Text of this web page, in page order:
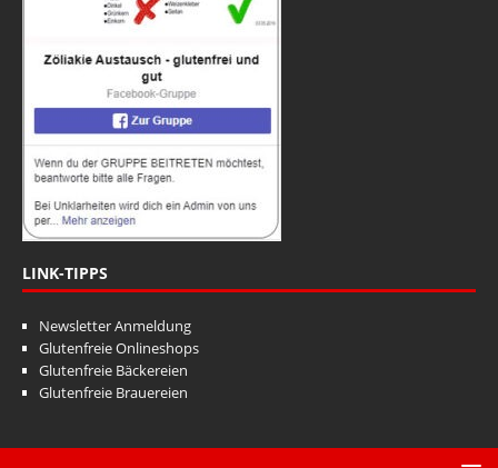
LINK-TIPPS
Newsletter Anmeldung
Glutenfreie Onlineshops
Glutenfreie Bäckereien
Glutenfreie Brauereien